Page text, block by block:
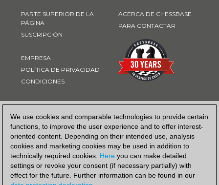
We use cookies and comparable technologies to provide certain
functions, to improve the user experience and to offer interest-
oriented content. Depending on their intended use, analysis
cookies and marketing cookies may be used in addition to
technically required cookies. Here you can make detailed
settings or revoke your consent (if necessary partially) with
effect for the future. Further information can be found in our
PARTE SUPERIOR DE LA
PÁGINA
SUSCRIPCIÓN
EMPRESA
POLÍTICA DE PRIVACIDAD
CONDICIONES
ACERCA DE CHESSBASE
PARA CONTACTAR
FORMA DE PAGO